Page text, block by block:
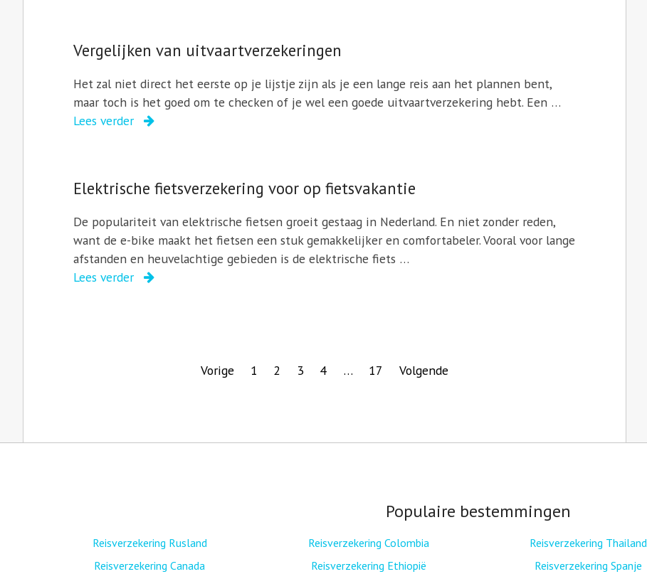
Vergelijken van uitvaartverzekeringen
Het zal niet direct het eerste op je lijstje zijn als je een lange reis aan het plannen bent,
maar toch is het goed om te checken of je wel een goede uitvaartverzekering hebt. Een …
Lees verder
Elektrische fietsverzekering voor op fietsvakantie
De populariteit van elektrische fietsen groeit gestaag in Nederland. En niet zonder reden,
want de e-bike maakt het fietsen een stuk gemakkelijker en comfortabeler. Vooral voor lange
afstanden en heuvelachtige gebieden is de elektrische fiets …
Lees verder
Vorige 1 2 3 4 … 17 Volgende
Populaire bestemmingen
Reisverzekering Rusland
Reisverzekering Canada
Reisverzekering Colombia
Reisverzekering Ethiopië
Reisverzekering Thailand
Reisverzekering Spanje